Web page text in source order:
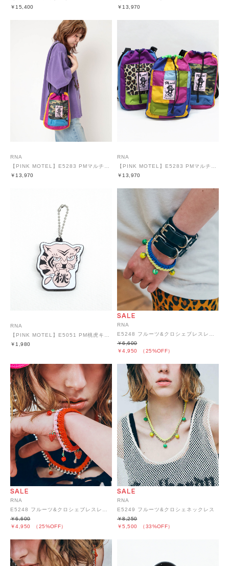
￥15,400
￥13,970
RNA
【PINK MOTEL】E5283 PMマルチカラーショルダーバッグ
￥13,970
RNA
【PINK MOTEL】E5283 PMマルチカラーショルダーバッグ
￥13,970
RNA
￥1,980
RNA
￥4,950 （25%OFF）
￥6,600
RNA
￥4,950 （25%OFF）
￥6,600
RNA
E5249 フルーツ&クロシェネックレス
￥5,500 （33%OFF）
￥8,250